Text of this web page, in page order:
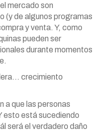
mercado son
(y de algunos programas
y venta. Y, como
pueden ser
durante momentos
crecimiento
a que las personas
esto está sucediendo
será el verdadero daño